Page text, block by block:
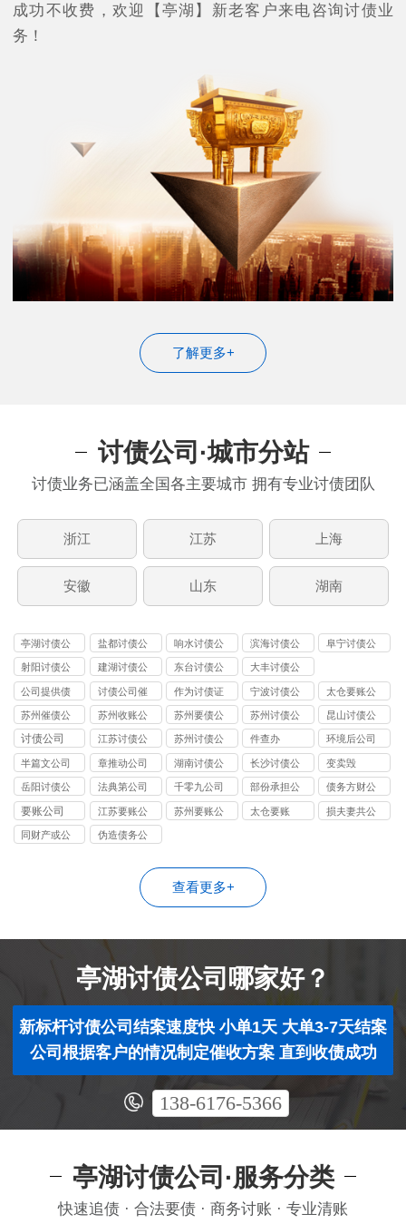
成功不收费，欢迎【亭湖】新老客户来电咨询讨债业
务！
了解更多+
讨债公司·城市分站
讨债业务已涵盖全国各主要城市 拥有专业讨债团队
浙江 江苏 上海
安徽 山东 湖南
亭湖讨债公
司
盐都讨债公
司
响水讨债公
司
滨海讨债公
司
阜宁讨债公
射阳讨债公
司
建湖讨债公
司
东台讨债公
司
大丰讨债公
司
公司提供债
务追讨
讨债公司催
收
作为讨债证
据
宁波讨债公
司
太仓要账公
司
苏州催债公
司
苏州收账公
司
苏州要债公
司
苏州讨债公
司
昆山讨债公
司
讨债公司
江苏讨债公
司
苏州讨债公
司
件查办 环境后公司
半篇文公司 章推动公司
湖南讨债公
司
长沙讨债公
司
变卖毁
岳阳讨债公
司
法典第公司 千零九公司
部份承担公
司
债务方财公
司
要账公司
江苏要账公
司
苏州要账公
太仓要账
损夫妻共公
同财产或公
伪造债务公
查看更多+
亭湖讨债公司哪家好？
新标杆讨债公司结案速度快 小单1天 大单3-7天结案
公司根据客户的情况制定催收方案 直到收债成功
138-6176-5366
亭湖讨债公司·服务分类
快速追债 · 合法要债 · 商务讨账 · 专业清账